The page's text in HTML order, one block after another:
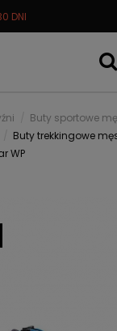
DNI
Buty sportowe
Buty trekkingowe
WP